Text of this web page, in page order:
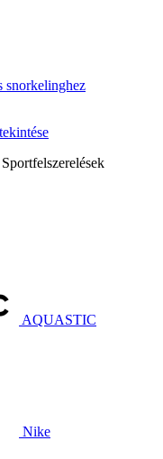
snorkelinghez
Sportfelszerelések
AQUASTIC
Nike